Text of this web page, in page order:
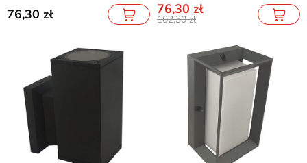
76,30 76,30
102,30